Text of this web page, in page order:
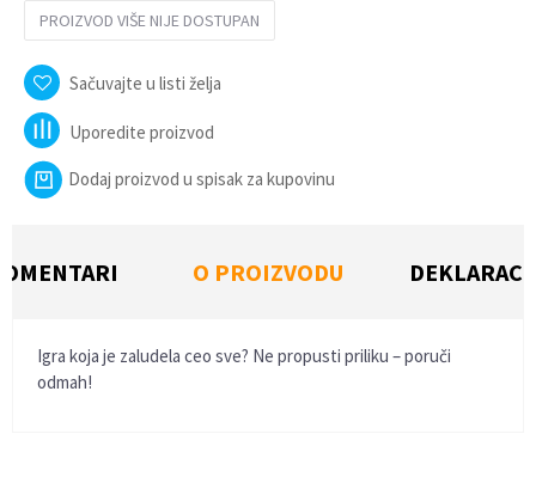
PROIZVOD VIŠE NIJE DOSTUPAN
Sačuvajte u listi želja
Uporedite proizvod
Dodaj proizvod u spisak za kupovinu
O PROIZVODU
Igra koja je zaludela ceo sve? Ne propusti priliku – poruči
odmah!